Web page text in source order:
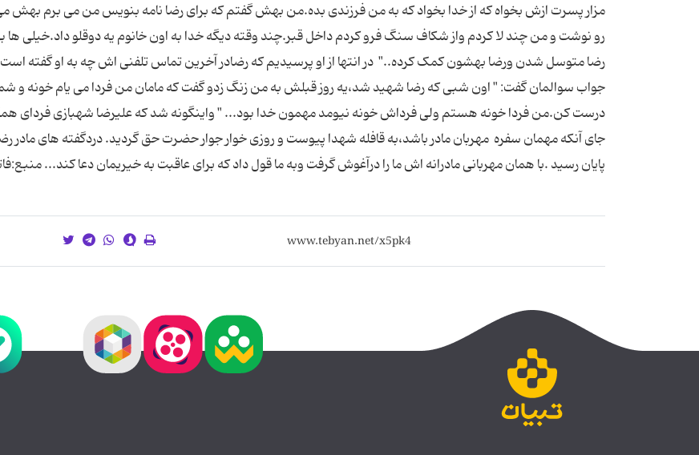
مزار پسرت ازش بخواه که از خدا بخواد که به من فرزندی بده.من بهش گفتم که برای رضا نامه بنویس من می برم بهش
رو نوشت و من چند لا کردم واز شکاف سنگ فرو کردم داخل قبر.چند وقته دیگه خدا به اون خانوم یه دوقلو داد.خیلی ها
رضا متوسل شدن ورضا بهشون کمک کرده.." در انتها از او پرسیدیم که رضادر آخرین تماس تلفنی اش چه به او گفته است
جواب سوالمان گفت: " اون شبی که رضا شهید شد،یه روز قبلش به من زنگ زدو گفت که مامان من فردا می یام خونه و
درست کن.من فردا خونه هستم ولی فرداش خونه نیومد مهمون خدا بود... " واینگونه شد که علیرضا شهبازی فردای
جای آنکه مهمان سفره مهربان مادر باشد،به قافله شهدا پیوست و روزی خوار جوار حضرت حق گردید. دردگفته های مادر
پایان رسید .با همان مهربانی مادرانه اش ما را درآغوش گرفت وبه ما قول داد که برای عاقبت به خیریمان دعا کند...